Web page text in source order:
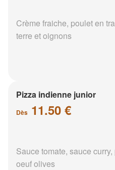
Crème fraiche, poulet en
terre et oignons
Pizza indienne junior
Dès 11.50 €
Sauce tomate, sauce
oeuf olives